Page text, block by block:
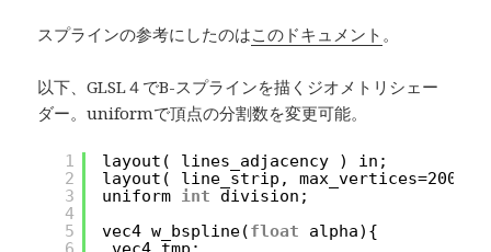
スプラインの参考にしたのはこのドキュメント 。
以下、GLSL４でB-スプラインを描くジオメトリシェー
ダー。uniformで頂点の分割数を変更可能。
1
2
3
4
5
layout( lines_adjacency ) in;
layout( line_strip, max_vertices=200 )
uniform int
division;
vec4 w_bspline(float
alpha){